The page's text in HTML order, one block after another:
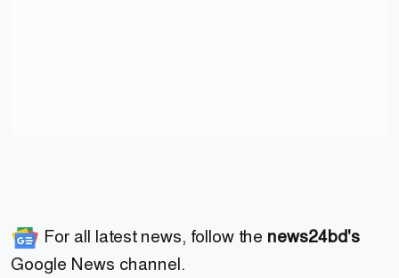
For all latest news, follow the news24bd's
Google News channel.